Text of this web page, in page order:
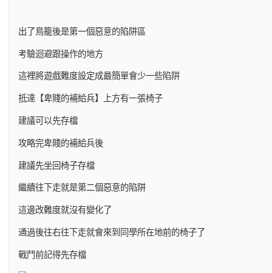
出了鳥籠後是第一個惡意的陷阱區
考驗迴避跟操作的地方
這裡將遊戲難度設定成最簡單會少一些陷阱
抵達【卑賤的補給兵】上方有一張椅子
建議可以先存檔
攻略完卑賤的補給兵後
建議先坐回椅子存檔
繼續往下走就是第二個惡意的陷阱
這邊改難度就沒有變化了
通過後往右往下走就會來到同學所在地前的椅子了
戰鬥前記得先存檔